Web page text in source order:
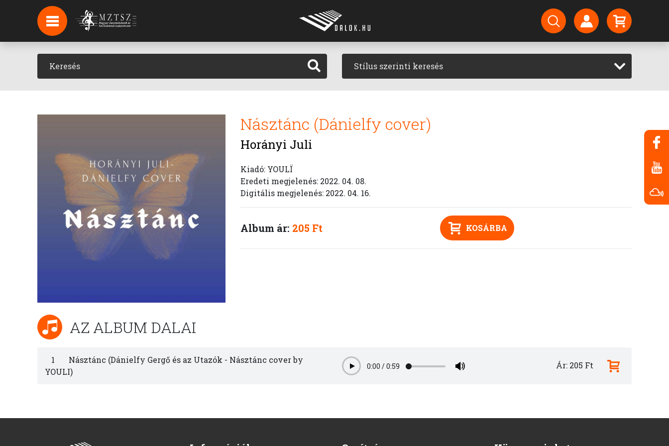
HÍREK
HÍRLEVÉL FELIRATKOZÁS
PODCAST Stílus szerinti keresés
Násztánc (Dánielfy cover)
Horányi Juli
Kiadó: YOULÏ
Eredeti megjelenés: 2022. 04. 08.
Digitális megjelenés: 2022. 04. 16.
Album ár: 205 Ft KOSÁRBA
AZ ALBUM DALAI
1
Násztánc (Dánielfy Gergő és az Utazók - Násztánc cover by
YOULI)
Play0:00 /0:59 Ár: 205 Ft